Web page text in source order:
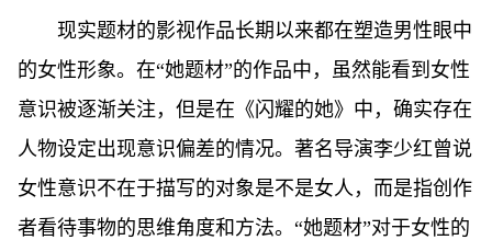
现实题材的影视作品长期以来都在塑造男性眼中
的女性形象。在“她题材”的作品中，虽然能看到女性
意识被逐渐关注，但是在《闪耀的她》中，确实存在
人物设定出现意识偏差的情况。著名导演李少红曾说
女性意识不在于描写的对象是不是女人，而是指创作
者看待事物的思维角度和方法。“她题材”对于女性的